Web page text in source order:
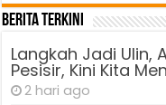
Berita Terkini
Langkah Jadi Ulin,
Pesisir, Kini Kita
2 hari ago